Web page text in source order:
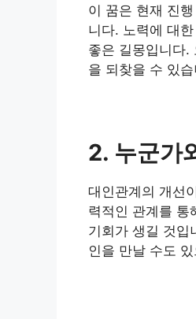
이 꿈은 현재 진
니다. 노력에 대
좋은 길몽입니다.
을 되찾을 수 있
2. 누군가
대인관계의 개선
력적인 관계를 통
기회가 생길 것입
인을 만날 수도